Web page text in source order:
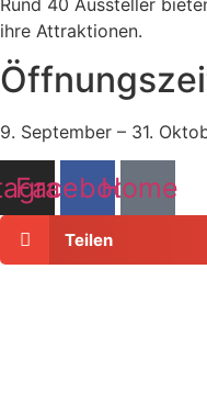
ihre Attraktionen.
9. September – 31.
Facebook
Home
Teilen